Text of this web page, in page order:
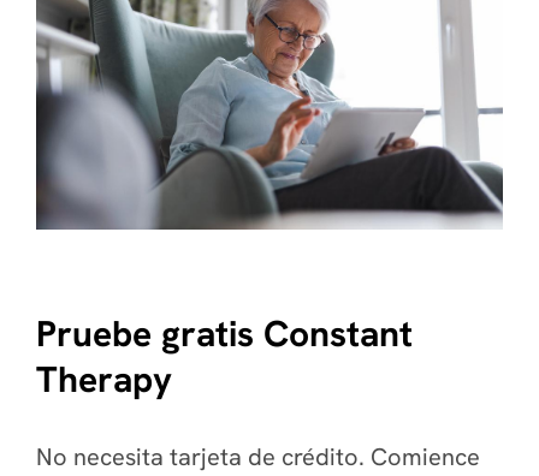
Pruebe gratis Constant
Therapy
No necesita tarjeta de crédito. Comience